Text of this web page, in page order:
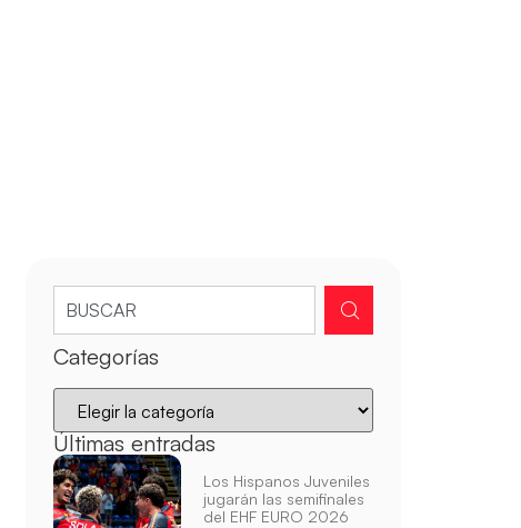
Categorías
Últimas entradas
Los Hispanos Juveniles
jugarán las semifinales
del EHF EURO 2026